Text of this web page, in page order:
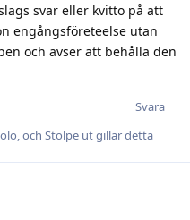
svar eller kvitto på att
engångsföreteelse utan
och avser att behålla den
Svara
, och Stolpe utgillar detta